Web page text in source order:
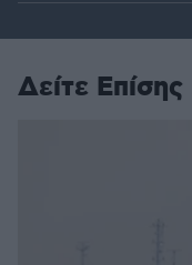
Δείτε Επίσης